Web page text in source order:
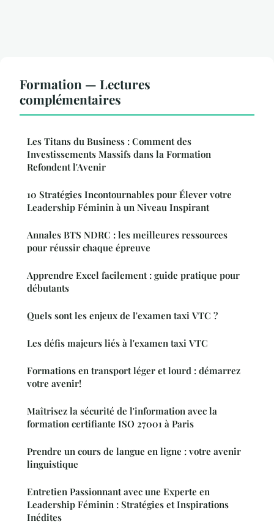
Formation — Lectures
complémentaires
Les Titans du Business : Comment des
Investissements Massifs dans la Formation
Refondent l'Avenir
10 Stratégies Incontournables pour Élever votre
Leadership Féminin à un Niveau Inspirant
Annales BTS NDRC : les meilleures ressources
pour réussir chaque épreuve
Apprendre Excel facilement : guide pratique pour
débutants
Quels sont les enjeux de l'examen taxi VTC ?
Les défis majeurs liés à l'examen taxi VTC
Formations en transport léger et lourd : démarrez
votre avenir!
Maîtrisez la sécurité de l'information avec la
formation certifiante ISO 27001 à Paris
Prendre un cours de langue en ligne : votre avenir
linguistique
Entretien Passionnant avec une Experte en
Leadership Féminin : Stratégies et Inspirations
Inédites